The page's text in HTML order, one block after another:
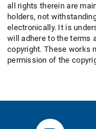
all rights therein are
holders, not
electronically. It is
will adhere to the terms
copyright. These works
permission of the